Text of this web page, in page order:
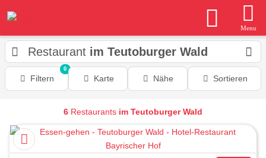
Menu
Restaurant im Teutoburger Wald
Filtern
0
Karte Nähe Sortieren
6 Restaurants im Teutoburger Wald